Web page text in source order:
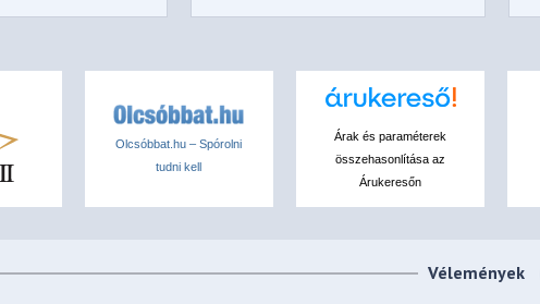
Olcsóbbat.hu – Spórolni
tudni kell
Árak és paraméterek
összehasonlítása az
Árukeresőn
Vélemények